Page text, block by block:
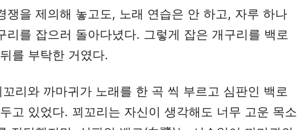
쟁을 제의해 놓고도, 노래 연습은 안 하고, 자루 하나
리를 잡으러 돌아다녔다. 그렇게 잡은 개구리를 백로
를 부탁한 거였다.
리와 까마귀가 노래를 한 곡 씩 부르고 심판인 백로
고 있었다. 꾀꼬리는 자신이 생각해도 너무 고운 목소